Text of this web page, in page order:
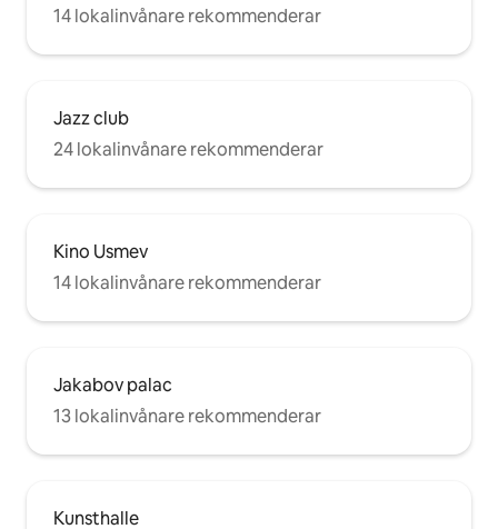
14 lokalinvånare rekommenderar
Jazz club
24 lokalinvånare rekommenderar
Kino Usmev
14 lokalinvånare rekommenderar
Jakabov palac
13 lokalinvånare rekommenderar
Kunsthalle